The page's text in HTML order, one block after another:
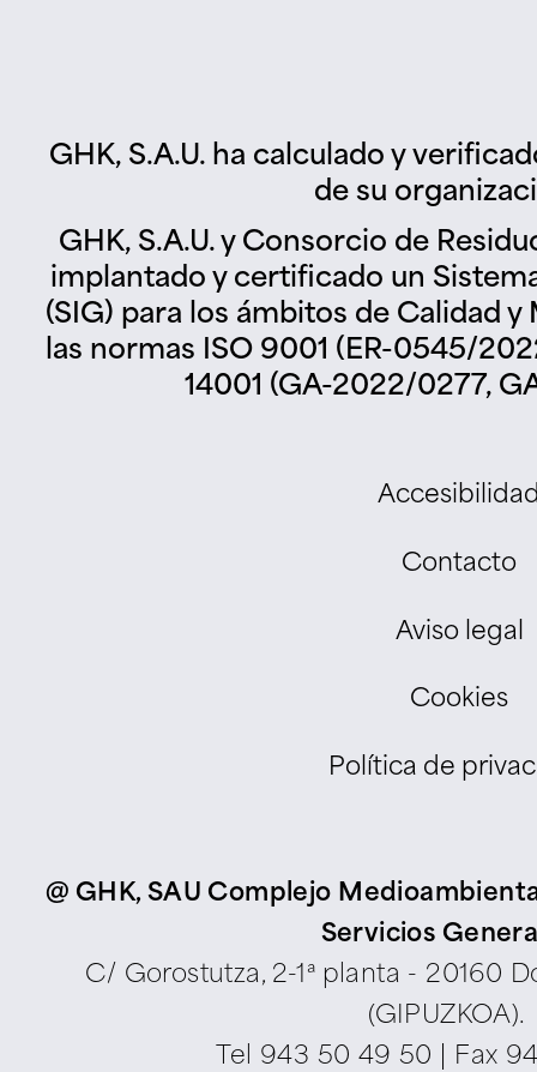
GHK, S.A.U. ha calculado y
de su
GHK, S.A.U. y Consorcio de
implantado y certificado un
(SIG) para los ámbitos de Calidad
las normas ISO 9001 (ER-0545/
14001 (GA-2022/0277,
Contacto
Aviso legal
Cookies
Política de
@ GHK, SAU Complejo
Servicios
C/ Gorostutza, 2-1ª planta - 20160
(GIPUZKOA).
Tel 943 50 49 50 | Fax